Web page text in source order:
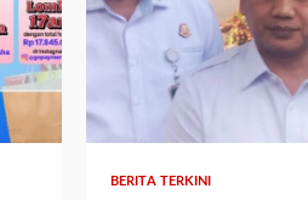
BERITA TERKINI